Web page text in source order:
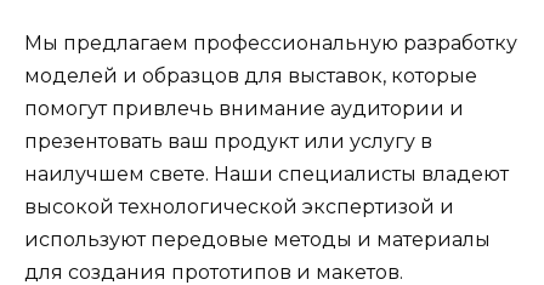
Мы предлагаем профессиональную разработку
моделей и образцов для выставок, которые
помогут привлечь внимание аудитории и
презентовать ваш продукт или услугу в
наилучшем свете. Наши специалисты владеют
высокой технологической экспертизой и
используют передовые методы и материалы
для создания прототипов и макетов.